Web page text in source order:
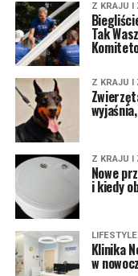
Z KRAJU I
Tak
Z KRAJU I
Z KRAJU I
Nowe
i kiedy
LIFESTYLE
Klinika
w